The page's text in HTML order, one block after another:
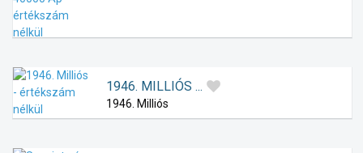
1946. MILLIÓS ...
1946. Milliós